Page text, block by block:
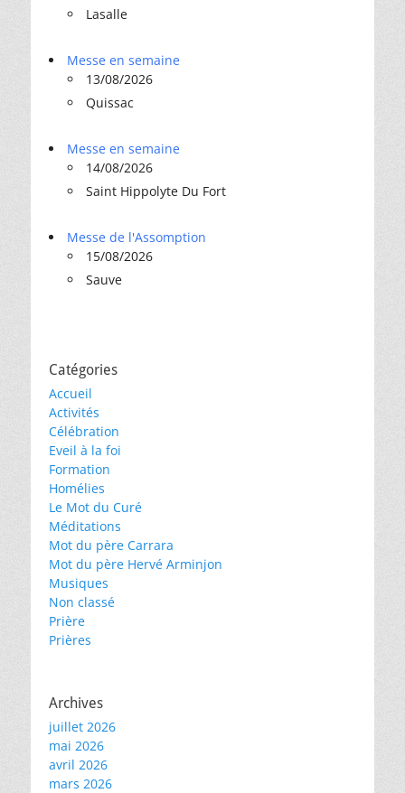
Lasalle
Messe en semaine
13/08/2026
Quissac
Messe en semaine
14/08/2026
Saint Hippolyte Du Fort
Messe de l'Assomption
15/08/2026
Sauve
Catégories
Accueil
Activités
Célébration
Eveil à la foi
Formation
Homélies
Le Mot du Curé
Méditations
Mot du père Carrara
Mot du père Hervé Arminjon
Musiques
Non classé
Prière
Prières
Archives
juillet 2026
mai 2026
avril 2026
mars 2026